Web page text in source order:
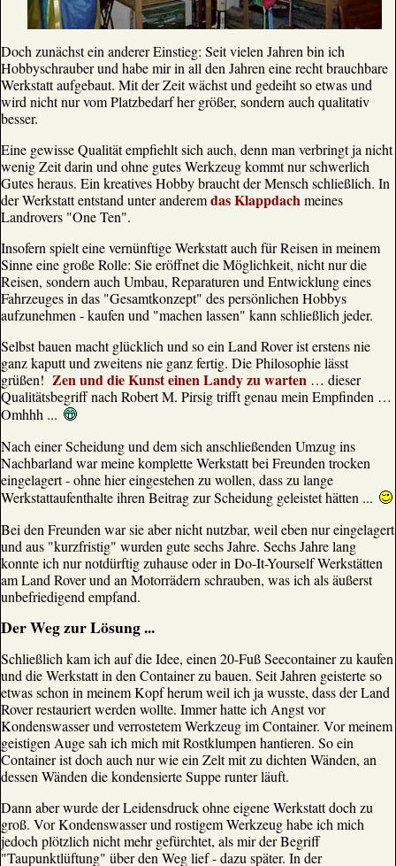
Doch zunächst ein anderer Einstieg: Seit vielen Jahren bin ich
Hobbyschrauber und habe mir in all den Jahren eine recht brauchbare
Werkstatt aufgebaut. Mit der Zeit wächst und gedeiht so etwas und
wird nicht nur vom Platzbedarf her größer, sondern auch qualitativ
besser.
Eine gewisse Qualität empfiehlt sich auch, denn man verbringt ja nicht
wenig Zeit darin und ohne gutes Werkzeug kommt nur schwerlich
Gutes heraus. Ein kreatives Hobby braucht der Mensch schließlich. In
der Werkstatt entstand unter anderemdas Klappdach meines
Landrovers "One Ten".
Insofern spielt eine vernünftige Werkstatt auch für Reisen in meinem
Sinne eine große Rolle: Sie eröffnet die Möglichkeit, nicht nur die
Reisen, sondern auch Umbau, Reparaturen und Entwicklung eines
Fahrzeuges in das "Gesamtkonzept" des persönlichen Hobbys
aufzunehmen - kaufen und "machen lassen" kann schließlich jeder.
Selbst bauen macht glücklich und so ein Land Rover ist erstens nie
ganz kaputt und zweitens nie ganz fertig. Die Philosophie lässt
grüßen! Zen und die Kunst einen Landy zu warten … dieser
Qualitätsbegriff nach Robert M. Pirsig trifft genau mein Empfinden …
Omhhh ...
Nach einer Scheidung und dem sich anschließenden Umzug ins
Nachbarland war meine komplette Werkstatt bei Freunden trocken
eingelagert - ohne hier eingestehen zu wollen, dass zu lange
Werkstattaufenthalte ihren Beitrag zur Scheidung geleistet hätten ...
Bei den Freunden war sie aber nicht nutzbar, weil eben nur eingelagert
und aus "kurzfristig" wurden gute sechs Jahre. Sechs Jahre lang
konnte ich nur notdürftig zuhause oder in Do-It-Yourself Werkstätten
am Land Rover und an Motorrädern schrauben, was ich als äußerst
unbefriedigend empfand.
Der Weg zur Lösung ...
Schließlich kam ich auf die Idee, einen 20-Fuß Seecontainer zu kaufen
und die Werkstatt in den Container zu bauen. Seit Jahren geisterte so
etwas schon in meinem Kopf herum weil ich ja wusste, dass der Land
Rover restauriert werden wollte. Immer hatte ich Angst vor
Kondenswasser und verrostetem Werkzeug im Container. Vor meinem
geistigen Auge sah ich mich mit Rostklumpen hantieren. So ein
Container ist doch auch nur wie ein Zelt mit zu dichten Wänden, an
dessen Wänden die kondensierte Suppe runter läuft.
Dann aber wurde der Leidensdruck ohne eigene Werkstatt doch zu
groß. Vor Kondenswasser und rostigem Werkzeug habe ich mich
jedoch plötzlich nicht mehr gefürchtet, als mir der Begriff
"Taupunktlüftung" über den Weg lief - dazu später. In der